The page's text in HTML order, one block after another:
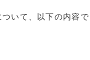
いて、以下の内容で